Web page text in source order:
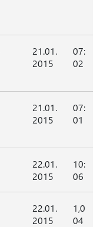
21.01.
2015
07:
02
21.01.
2015
07:
01
22.01.
2015
10:
06
22.01.
2015
1,0
04